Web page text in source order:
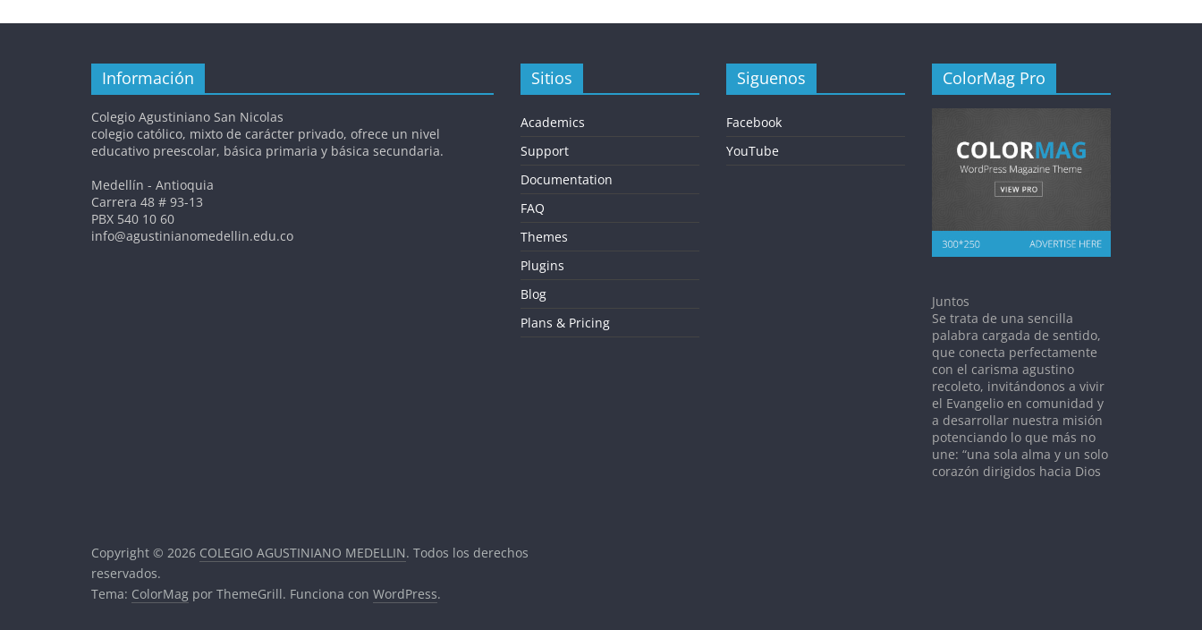
Información
Colegio Agustiniano San Nicolas
colegio católico, mixto de carácter privado, ofrece un nivel
educativo preescolar, básica primaria y básica secundaria.
Medellín - Antioquia
Carrera 48 # 93-13
PBX 540 10 60
info@agustinianomedellin.edu.co
Sitios
Academics
Support
Documentation
FAQ
Themes
Plugins
Blog
Plans & Pricing
Siguenos
Facebook
YouTube
ColorMag Pro
Juntos
Se trata de una sencilla
palabra cargada de sentido,
que conecta perfectamente
con el carisma agustino
recoleto, invitándonos a vivir
el Evangelio en comunidad y
a desarrollar nuestra misión
potenciando lo que más no
une: “una sola alma y un solo
corazón dirigidos hacia Dios
Copyright © 2026 COLEGIO AGUSTINIANO MEDELLIN. Todos los derechos
reservados.
Tema: ColorMag por ThemeGrill. Funciona con WordPress.